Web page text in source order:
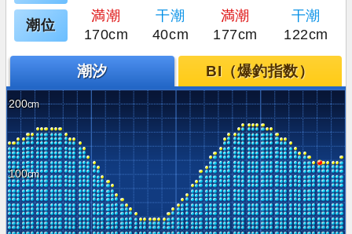
潮位
満潮 干潮 満潮
干潮
170cm
40cm 177cm 122cm
潮汐 BI（爆釣指数）
200
100